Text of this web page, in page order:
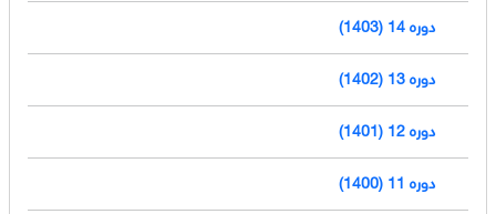
دوره 14 (1403)
دوره 13 (1402)
دوره 12 (1401)
دوره 11 (1400)